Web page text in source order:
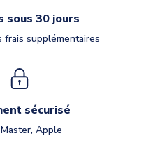
sous 30 jours
frais supplémentaires
sécurisé
Apple